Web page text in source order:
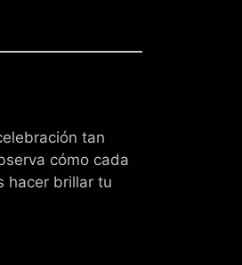
tan
cómo cada
hacer brillar tu